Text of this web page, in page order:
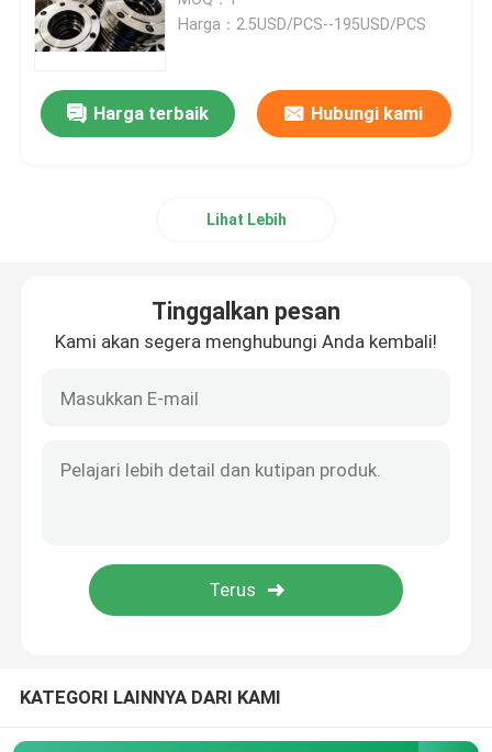
tutup pipa stainless steel
Pemasangan Pipa Soket
Flensa Buta Baja Tahan Karat
Selipkan Flange
Pengelasan Flensa Leher
Fitting pipa paduan nikel
Harga：2.5USD/PCS--195USD/PCS
Harga terbaik Hubungi kami
Lihat Lebih
Tinggalkan pesan
Kami akan segera menghubungi Anda kembali!
KATEGORI LAINNYA DARI KAMI